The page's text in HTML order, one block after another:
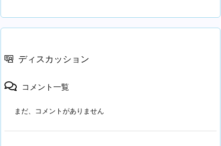
ディスカッション
コメント一覧
まだ、コメントがありません